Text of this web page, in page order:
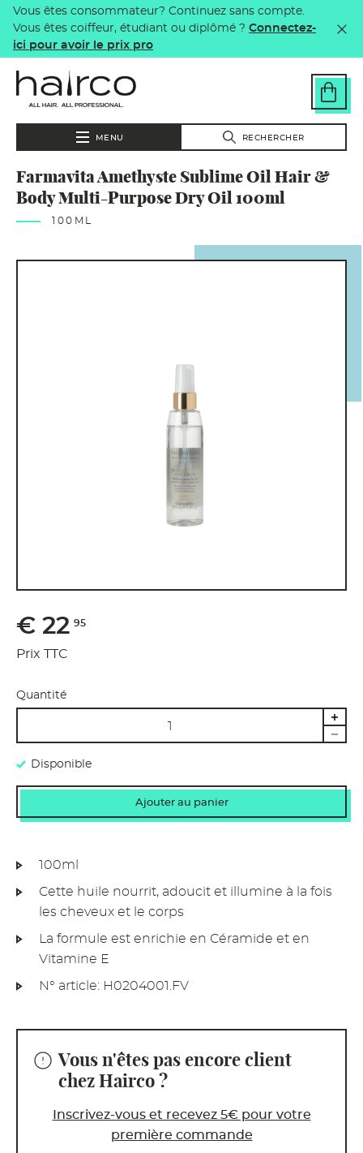
Aller au contenu principal
Vous êtes consommateur? Continuez sans compte.
Vous êtes coiffeur, étudiant ou diplômé ? Connectez-
ici pour avoir le prix pro
MENU RECHERCHER
Farmavita Amethyste Sublime Oil Hair &
Body Multi-Purpose Dry Oil 100ml
100ML
€ 22 95
Prix TTC
Quantité
Disponible
100ml
Cette huile nourrit, adoucit et illumine à la fois
les cheveux et le corps
La formule est enrichie en Céramide et en
Vitamine E
N° article: H0204001.FV
Vous n'êtes pas encore client
chez Hairco ?
Inscrivez-vous et recevez 5€ pour votre
première commande